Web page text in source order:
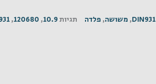
DIN931
, משושה, פלדה תגיות10.9
,
120680
,